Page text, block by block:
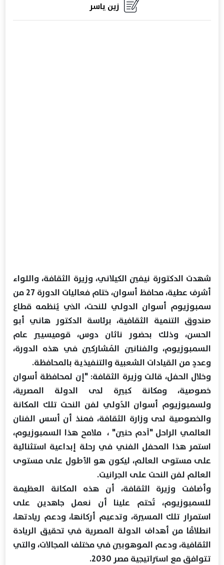
زين ياسر
شهدت الدكتورة نيفين الكيلاني، وزيرة الثقافة، واللواء
أشرف عطية، محافظ أسوان، ختام فعاليات الدورة 27 من
سمبوزيوم أسوان الدولي للنحت، الذي يُنظمه قطاع
صندوق التنمية الثقافية، برئاسة الدكتور هاني أبو
الحسن، وذلك بحضور ناثان دوس، قوميسيير عام
السمبوزيوم، والفنانين المُشاركين في هذه الدورة،
وعددٍ من القيادات الشعبية والتنفيذية بالمحافظة.
وخلال الحفل، قالت وزيرة الثقافة: "إن لمحافظة أسوان
خصوصية، ومكانة كبيرة لدى الدولة المصرية،
ولسمبوزيوم أسوان الدُولي لفن النحت تلك المكانة
والخصوصية لدى وزارة الثقافة، فمنذ أن أسس الفنان
العالمي الراحل "آدم حنين" ، ملامح هذا السمبوزيوم،
استمر هذا المحفل الفني في رحلة إبداعية استثنائية
على مستوى العالم، ليكون هو الأطول على مستوى
العالم لفن النحت على الجرانيت.
وأضافت وزيرة الثقافة، أن هذه المكانة العظيمة
للسمبوزيوم، تُحتم علينا أن نعمل جاهدين على
استمرار تلك المسيرة، وتدعيم أركانها، ودعم ريادتها،
انطلاقًا من أهداف الدولة المصرية في تحقيق الريادة
الثقافية، ودعم الموهوبين في مختلف المجالات، والتي
تتوافق مع استراتيجية مصر 2030.